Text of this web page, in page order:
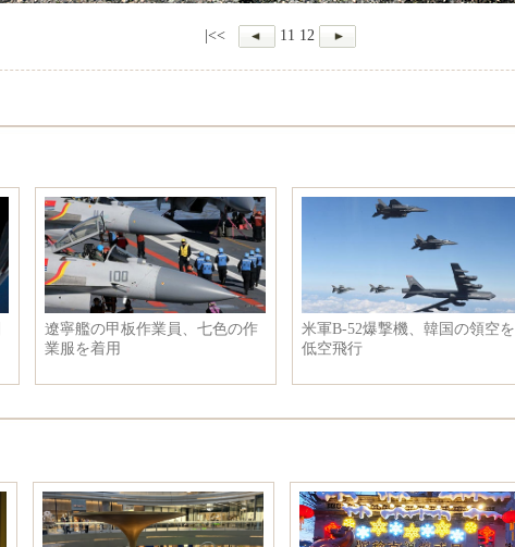
|<< 11 12
遼寧艦の甲板作業員、七色の作
業服を着用
米軍B-52爆撃機、韓国の領空を
低空飛行